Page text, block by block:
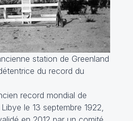
station de Greenland
du record du
record mondial de
le 13 septembre 1922,